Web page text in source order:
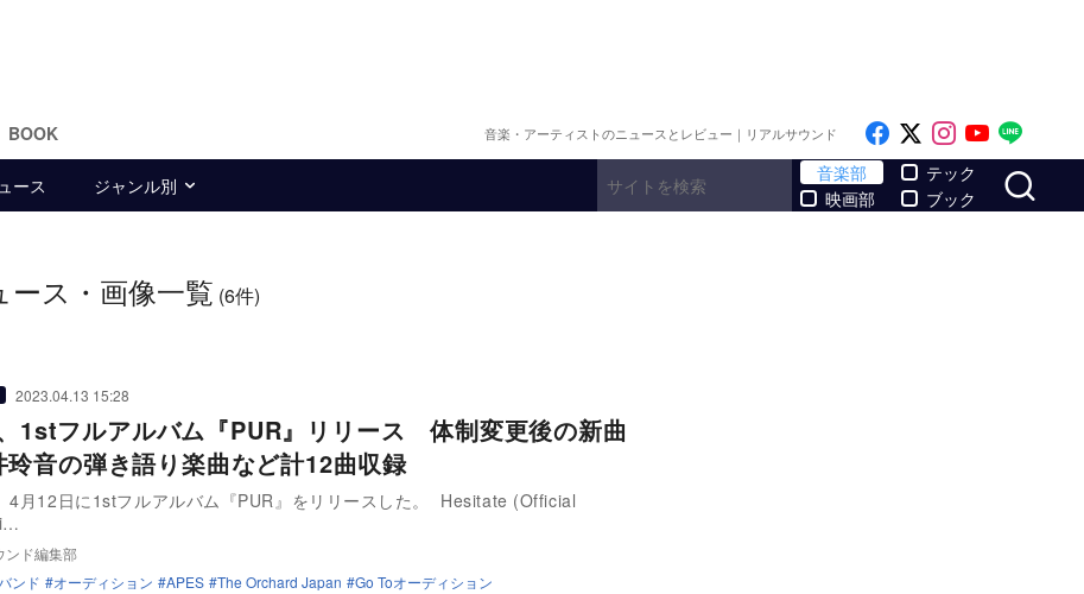
BOOK 音楽・アーティストのニュースとレビュー｜リアルサウンド Like on Facebook
Follow on x
Follow on
Follow
ース ジャンル別
音楽部
映画部
テック
ブック
ース・画像一覧 (6件)
2023.04.13 15:28
1stフルアルバム『PUR』リリース 体制変更後の新曲
玲音の弾き語り楽曲など計12曲収録
4月12日に1stフルアルバム『PUR』をリリースした。 Hesitate (Official
ンド編集部
ンド オーディション APES The Orchard Japan Go Toオーディション